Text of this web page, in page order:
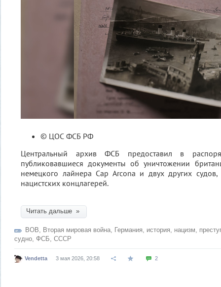
© ЦОС ФСБ РФ
Центральный архив ФСБ предоставил в
публиковавшиеся документы об уничтожении
немецкого лайнера Cap Arcona и двух других
нацистских концлагерей.
Читать дальше »
ВОВ, Вторая мировая война, Германия, история, нацизм,
судно, ФСБ, СССР
Vendetta 3 мая 2026, 20:58 2